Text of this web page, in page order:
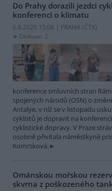
Do Prahy dorazili jezdci
konferenci o klimatu
6.8.2026 15:08 | PRAHA (ČTK)
Diskuse: 2
konference smluvních stran
spojených národů (OSN) o
Antalye, v níž se v listopadu
cyklistů je dopravit na konferenci
cyklistické dopravy. V Praze
osobně přivítala náměstkyně
Komrsková.
Ománskou mořskou
skvrna z poškozeného